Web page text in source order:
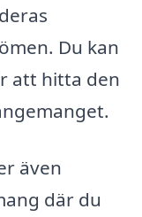
Du kan
att hitta den
även
där du